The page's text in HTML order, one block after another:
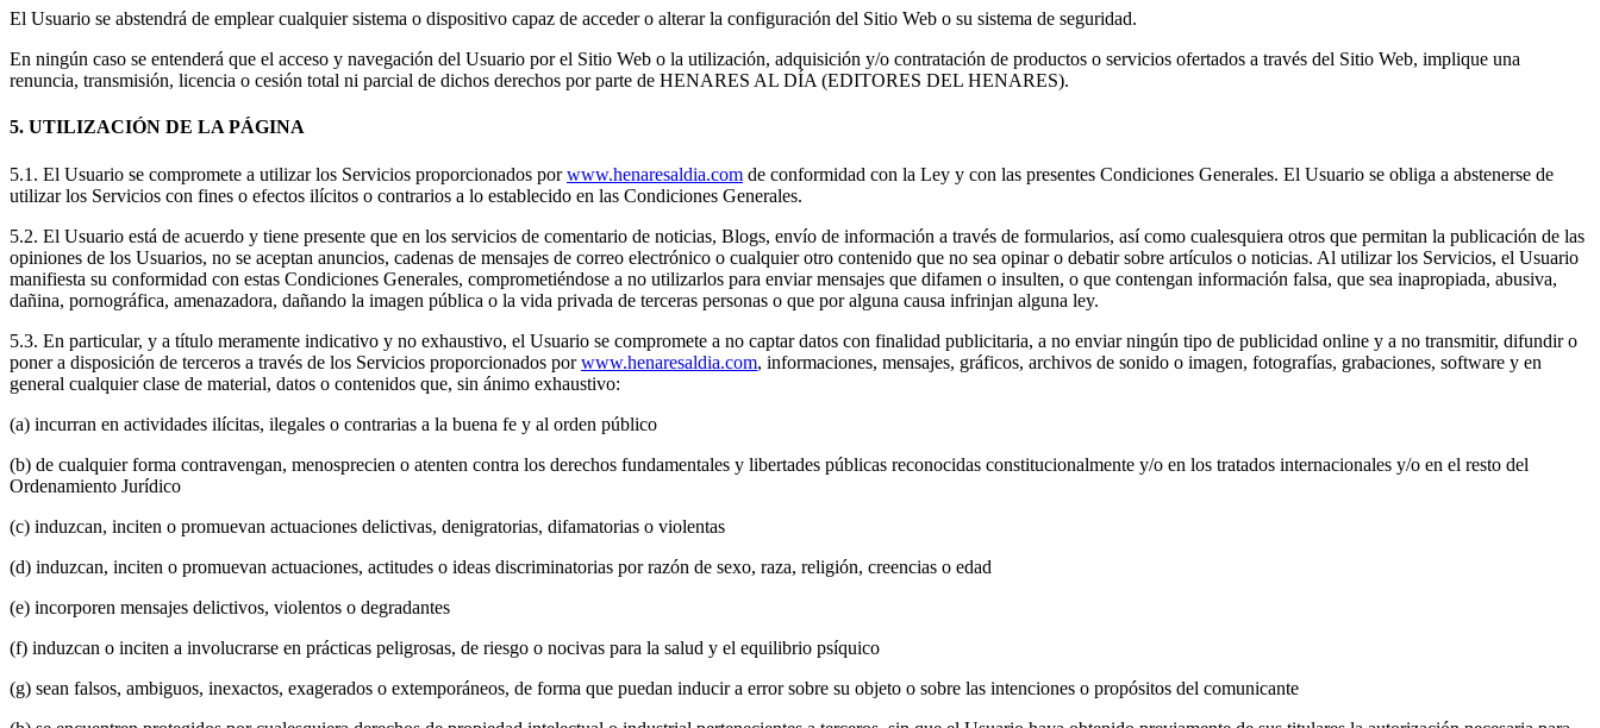
El Usuario se abstendrá de emplear cualquier sistema o dispositivo capaz de acceder o alterar la configuración del Sitio Web o su sistema de seguridad.
En ningún caso se entenderá que el acceso y navegación del Usuario por el Sitio Web o la utilización, adquisición y/o contratación de productos o servicios ofertados a través del Sitio Web, implique una
renuncia, transmisión, licencia o cesión total ni parcial de dichos derechos por parte de HENARES AL DÍA (EDITORES DEL HENARES).
5. UTILIZACIÓN DE LA PÁGINA
5.1. El Usuario se compromete a utilizar los Servicios proporcionados porwww.henaresaldia.com de conformidad con la Ley y con las presentes Condiciones Generales. El Usuario se obliga a abstenerse de
utilizar los Servicios con fines o efectos ilícitos o contrarios a lo establecido en las Condiciones Generales.
5.2. El Usuario está de acuerdo y tiene presente que en los servicios de comentario de noticias, Blogs, envío de información a través de formularios, así como cualesquiera otros que permitan la publicación de las
opiniones de los Usuarios, no se aceptan anuncios, cadenas de mensajes de correo electrónico o cualquier otro contenido que no sea opinar o debatir sobre artículos o noticias. Al utilizar los Servicios, el Usuario
manifiesta su conformidad con estas Condiciones Generales, comprometiéndose a no utilizarlos para enviar mensajes que difamen o insulten, o que contengan información falsa, que sea inapropiada, abusiva,
dañina, pornográfica, amenazadora, dañando la imagen pública o la vida privada de terceras personas o que por alguna causa infrinjan alguna ley.
5.3. En particular, y a título meramente indicativo y no exhaustivo, el Usuario se compromete a no captar datos con finalidad publicitaria, a no enviar ningún tipo de publicidad online y a no transmitir, difundir o
poner a disposición de terceros a través de los Servicios proporcionados porwww.henaresaldia.com, informaciones, mensajes, gráficos, archivos de sonido o imagen, fotografías, grabaciones, software y en
general cualquier clase de material, datos o contenidos que, sin ánimo exhaustivo:
(a) incurran en actividades ilícitas, ilegales o contrarias a la buena fe y al orden público
(b) de cualquier forma contravengan, menosprecien o atenten contra los derechos fundamentales y libertades públicas reconocidas constitucionalmente y/o en los tratados internacionales y/o en el resto del
Ordenamiento Jurídico
(c) induzcan, inciten o promuevan actuaciones delictivas, denigratorias, difamatorias o violentas
(d) induzcan, inciten o promuevan actuaciones, actitudes o ideas discriminatorias por razón de sexo, raza, religión, creencias o edad
(e) incorporen mensajes delictivos, violentos o degradantes
(f) induzcan o inciten a involucrarse en prácticas peligrosas, de riesgo o nocivas para la salud y el equilibrio psíquico
(g) sean falsos, ambiguos, inexactos, exagerados o extemporáneos, de forma que puedan inducir a error sobre su objeto o sobre las intenciones o propósitos del comunicante